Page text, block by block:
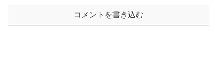
コメントを書き込む